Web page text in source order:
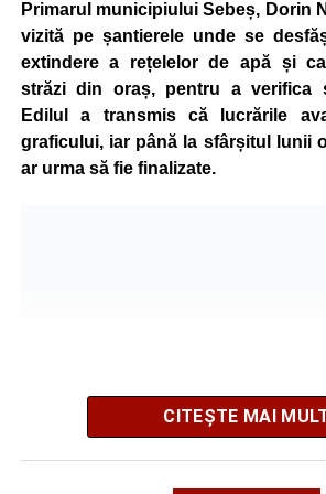
nivel corespunzător.
Administrația locală subliniază că
temporar și este adoptată în
energetice din România, în
centrale au cerut instituțiilor publice
pentru reducerea cheltuielilor și a
noile setări ale
iluminat:
1848, 1907, 24 Ianuarie,
Primarul municipiului Sebeș, Dorin
vizită pe șantierele unde se
extindere a rețelelor de apă și
străzi din oraș, pentru a verifica
Edilul a transmis că lucrările
graficului, iar până la sfârșitul lunii
ar urma să fie finalizate.
CITEȘTE MAI